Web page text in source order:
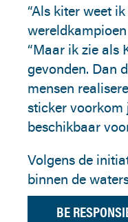
“Als kiter weet
“Maar ik zie als
gevonden. Dan
mensen
sticker voorkom
beschikbaar
Volgens de
binnen de
BE